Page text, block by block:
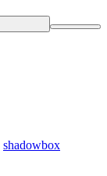
shadowbox